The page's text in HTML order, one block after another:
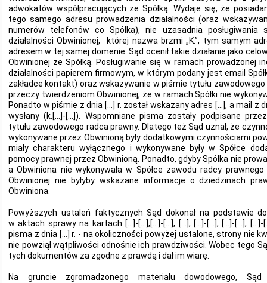
adwokatów współpracujących ze Spółką. Wydaje się, że
tego samego adresu prowadzenia działalności (oraz
numerów telefonów co Spółka), nie uzasadnia posługiwania
działalności Obwinionej, której nazwa brzmi „K.”, tym samym
adresem w tej samej domenie. Sąd ocenił takie działanie jako
Obwinionej ze Spółką. Posługiwanie się w ramach prowadzonej
działalności papierem firmowym, w którym podany jest email
zakładce kontakt) oraz wskazywanie w piśmie tytułu
przeczy twierdzeniom Obwinionej, że w ramach Spółki nie
Ponadto w piśmie z dnia […] r. został wskazany adres […], a mail z
wysłany (k.[…]-[…]). Wspomniane pisma zostały podpisane
tytułu zawodowego radca prawny. Dlatego też Sąd uznał, że
wykonywane przez Obwinioną były dodatkowymi czynnościami
miały charakteru wyłącznego i wykonywane były w Spółce
pomocy prawnej przez Obwinioną. Ponadto, gdyby Spółka nie
a Obwiniona nie wykonywała w Spółce zawodu radcy
Obwinionej nie byłyby wskazane informacje o dziedzinach
Obwiniona.
Powyższych ustaleń faktycznych Sąd dokonał na podstawie
w aktach sprawy na kartach […]-[…],[…]-[…], […], […]-[…], […]-[…],
pisma z dnia […] r. - na okoliczności powyżej ustalone, strony nie
nie powziął wątpliwości odnośnie ich prawdziwości. Wobec tego
tych dokumentów za zgodne z prawdą i dał im wiarę.
Na gruncie zgromadzonego materiału dowodowego,